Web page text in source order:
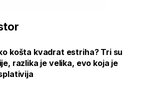
košta kvadrat estriha? Tri su
razlika je velika, evo koja je